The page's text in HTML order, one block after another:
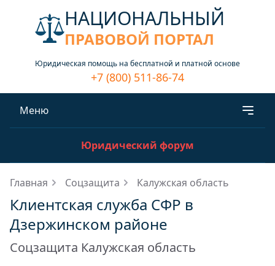
НАЦИОНАЛЬНЫЙ
ПРАВОВОЙ ПОРТАЛ
Юридическая помощь на бесплатной и платной основе
+7 (800) 511-86-74
Меню
Юридический форум
Главная Соцзащита Калужская область
Клиентская служба СФР в
Дзержинском районе
Соцзащита Калужская область